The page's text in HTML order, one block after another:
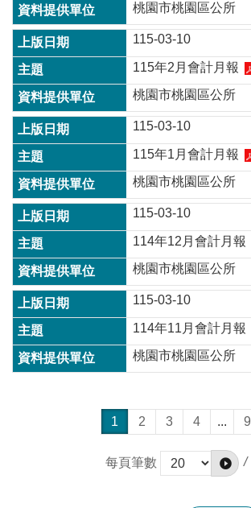
桃園市桃園區公所
115-03-10
115年2月會計月報
桃園市桃園區公所
115-03-10
115年1月會計月報
桃園市桃園區公所
115-03-10
114年12月會計月報
桃園市桃園區公所
115-03-10
114年11月會計月報
桃園市桃園區公所
1 2 3 4 ... 9
每頁筆數 /